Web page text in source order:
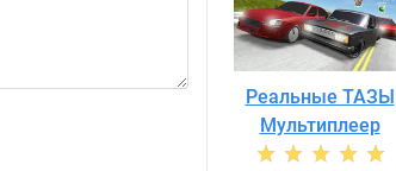
Реальные ТАЗЫ
Мультиплеер